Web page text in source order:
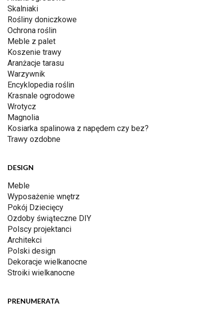
Skalniaki
Rośliny doniczkowe
Ochrona roślin
Meble z palet
Koszenie trawy
Aranżacje tarasu
Warzywnik
Encyklopedia roślin
Krasnale ogrodowe
Wrotycz
Magnolia
Kosiarka spalinowa z napędem czy bez?
Trawy ozdobne
DESIGN
Meble
Wyposażenie wnętrz
Pokój Dziecięcy
Ozdoby świąteczne DIY
Polscy projektanci
Architekci
Polski design
Dekoracje wielkanocne
Stroiki wielkanocne
PRENUMERATA